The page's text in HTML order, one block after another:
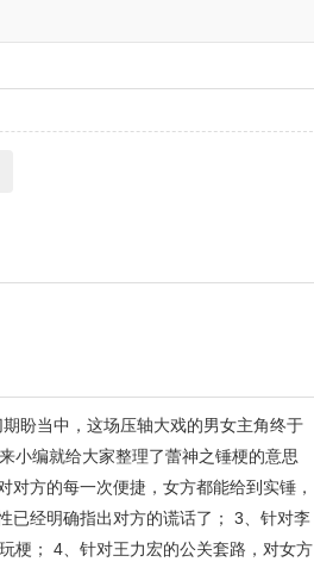
盼当中，这场压轴大戏的男女主角终于
小编就给大家整理了蕾神之锤梗的意思
方的每一次便捷，女方都能给到实锤，
已经明确指出对方的谎话了； 3、针对李
梗； 4、针对王力宏的公关套路，对女方